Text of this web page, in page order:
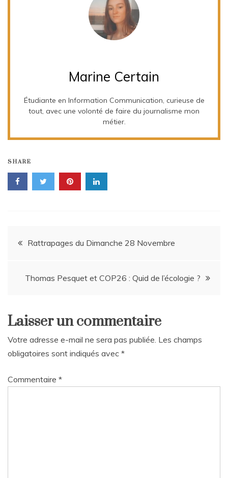
Marine Certain
Étudiante en Information Communication, curieuse de
tout, avec une volonté de faire du journalisme mon
métier.
SHARE
Navigation
Rattrapages du Dimanche 28 Novembre
Thomas Pesquet et COP26 : Quid de l’écologie ?
Laisser un commentaire
Votre adresse e-mail ne sera pas publiée. Les champs
obligatoires sont indiqués avec *
Commentaire *